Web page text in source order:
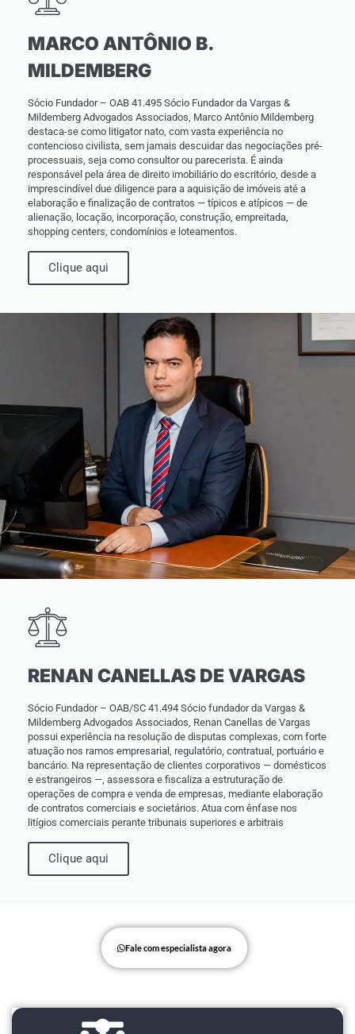
MARCO ANTÔNIO B.
MILDEMBERG
Sócio Fundador – OAB 41.495 Sócio Fundador da Vargas &
Mildemberg Advogados Associados, Marco Antônio Mildemberg
destaca-se como litigator nato, com vasta experiência no
contencioso civilista, sem jamais descuidar das negociações pré-
processuais, seja como consultor ou parecerista. É ainda
responsável pela área de direito imobiliário do escritório, desde a
imprescindível due diligence para a aquisição de imóveis até a
elaboração e finalização de contratos — típicos e atípicos — de
alienação, locação, incorporação, construção, empreitada,
shopping centers, condomínios e loteamentos.
Clique aqui
RENAN CANELLAS DE VARGAS
Sócio Fundador – OAB/SC 41.494 Sócio fundador da Vargas &
Mildemberg Advogados Associados, Renan Canellas de Vargas
possui experiência na resolução de disputas complexas, com forte
atuação nos ramos empresarial, regulatório, contratual, portuário e
bancário. Na representação de clientes corporativos — domésticos
e estrangeiros —, assessora e fiscaliza a estruturação de
operações de compra e venda de empresas, mediante elaboração
de contratos comerciais e societários. Atua com ênfase nos
litígios comerciais perante tribunais superiores e arbitrais
Clique aqui
Fale com especialista agora